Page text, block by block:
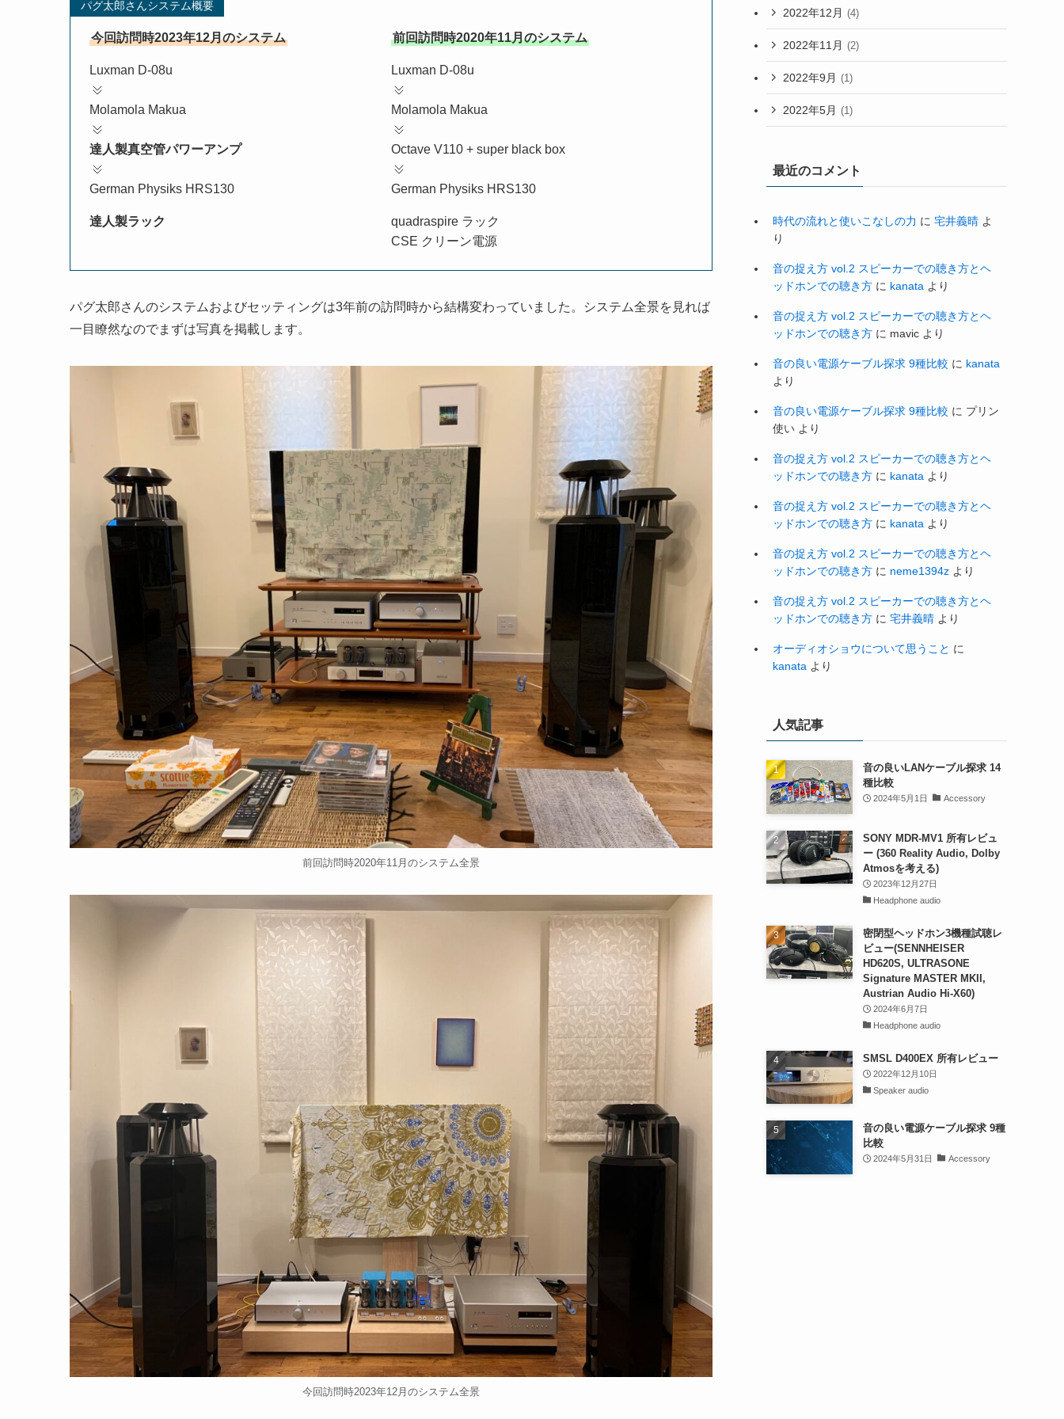
パグ太郎さんシステム概要
今回訪問時2023年12月のシステム
Luxman D-08u
Molamola Makua
達人製真空管パワーアンプ
German Physiks HRS130
達人製ラック
前回訪問時2020年11月のシステム
Luxman D-08u
Molamola Makua
Octave V110 + super black box
German Physiks HRS130
quadraspire ラック
CSE クリーン電源
パグ太郎さんのシステムおよびセッティングは3年前の訪問時から結構変わっていました。システム全景を見れば
一目瞭然なのでまずは写真を掲載します。
前回訪問時2020年11月のシステム全景
今回訪問時2023年12月のシステム全景
2022年12月 (4)
2022年11月 (2)
2022年9月 (1)
2022年5月 (1)
最近のコメント
時代の流れと使いこなしの力 に 宅井義晴 よ
り
音の捉え方 vol.2 スピーカーでの聴き方とヘ
ッドホンでの聴き方 に kanata より
音の捉え方 vol.2 スピーカーでの聴き方とヘ
ッドホンでの聴き方 に mavic より
音の良い電源ケーブル探求 9種比較 に kanata
より
音の良い電源ケーブル探求 9種比較 に プリン
使い より
音の捉え方 vol.2 スピーカーでの聴き方とヘ
ッドホンでの聴き方 に kanata より
音の捉え方 vol.2 スピーカーでの聴き方とヘ
ッドホンでの聴き方 に kanata より
音の捉え方 vol.2 スピーカーでの聴き方とヘ
ッドホンでの聴き方 に neme1394z より
音の捉え方 vol.2 スピーカーでの聴き方とヘ
ッドホンでの聴き方 に 宅井義晴 より
オーディオショウについて思うこと に
kanata より
人気記事
音の良いLANケーブル探求 14
種比較
2024年5月1日 Accessory
SONY MDR-MV1 所有レビュ
ー (360 Reality Audio, Dolby
Atmosを考える)
2023年12月27日
Headphone audio
密閉型ヘッドホン3機種試聴レ
ビュー(SENNHEISER
HD620S, ULTRASONE
Signature MASTER MKII,
Austrian Audio Hi-X60)
2024年6月7日
Headphone audio
SMSL D400EX 所有レビュー
2022年12月10日
Speaker audio
音の良い電源ケーブル探求 9種
比較
2024年5月31日 Accessory